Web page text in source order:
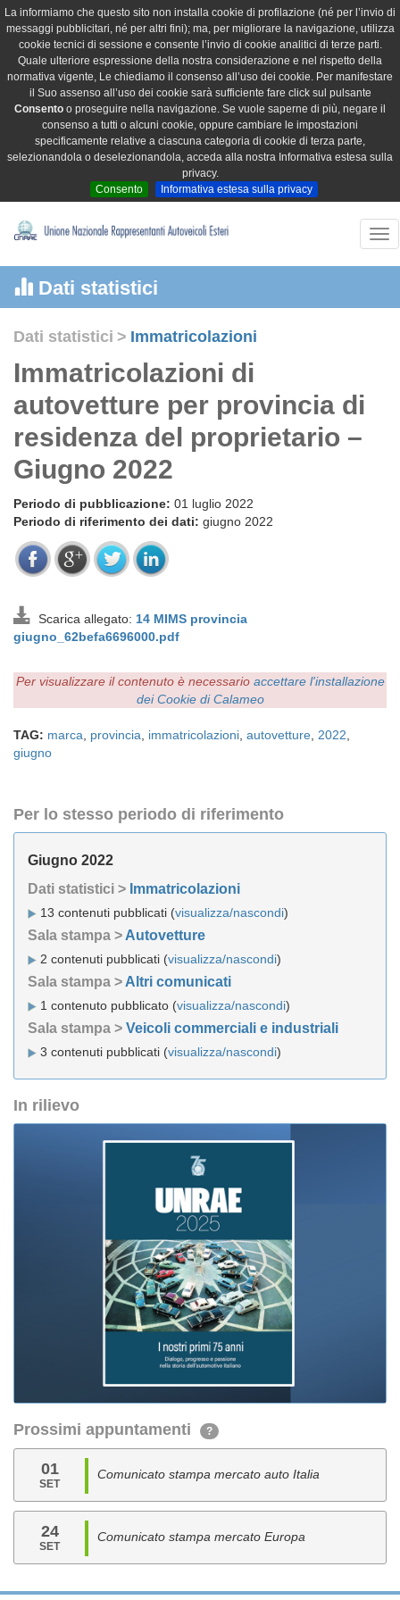
La informiamo che questo sito non installa cookie di profilazione (né per l’invio di
messaggi pubblicitari, né per altri fini); ma, per migliorare la navigazione, utilizza
cookie tecnici di sessione e consente l’invio di cookie analitici di terze parti.
Quale ulteriore espressione della nostra considerazione e nel rispetto della
normativa vigente, Le chiediamo il consenso all’uso dei cookie. Per manifestare
il Suo assenso all’uso dei cookie sarà sufficiente fare click sul pulsante
Consento o proseguire nella navigazione. Se vuole saperne di più, negare il
consenso a tutti o alcuni cookie, oppure cambiare le impostazioni
specificamente relative a ciascuna categoria di cookie di terza parte,
selezionandola o deselezionandola, acceda alla nostra Informativa estesa sulla
privacy.
Consento
Informativa estesa sulla privacy
Dati statistici
Dati statistici > Immatricolazioni
Immatricolazioni di
autovetture per provincia di
residenza del proprietario –
Giugno 2022
Periodo di pubblicazione: 01 luglio 2022
Periodo di riferimento dei dati: giugno 2022
Scarica allegato: 14 MIMS provincia
giugno_62befa6696000.pdf
Per visualizzare il contenuto è necessario accettare l'installazione
dei Cookie di Calameo
TAG: marca provincia immatricolazioni autovetture 2022
giugno
Per lo stesso periodo di riferimento
Giugno 2022
Dati statistici > Immatricolazioni
13 contenuti pubblicati (visualizza/nascondi)
Sala stampa > Autovetture
2 contenuti pubblicati (visualizza/nascondi)
Sala stampa > Altri comunicati
1 contenuto pubblicato (visualizza/nascondi)
Sala stampa > Veicoli commerciali e industriali
3 contenuti pubblicati (visualizza/nascondi)
In rilievo
Prossimi appuntamenti ?
01
SET
Comunicato stampa mercato auto Italia
24
SET
Comunicato stampa mercato Europa